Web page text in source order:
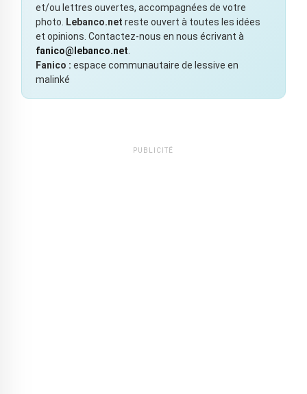
et/ou lettres ouvertes, accompagnées de votre
photo.
Lebanco.net reste ouvert à toutes les idées
et opinions. Contactez-nous en nous écrivant à
fanico@lebanco.net
Fanico : espace communautaire de lessive en
malinké
PUBLICITÉ